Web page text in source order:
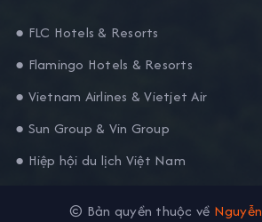
● FLC Hotels & Resorts
● Flamingo Hotels & Resorts
● Vietnam Airlines & Vietjet Air
● Sun Group & Vin Group
● Hiệp hội du lịch Việt Nam
© Bản quyền thuộc về